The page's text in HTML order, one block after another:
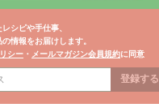
シピや手仕事、
情報をお届けします。
シー ・ メールマガジン会員規約に同意
登録する